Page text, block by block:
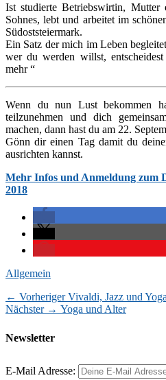
Ist studierte Betriebswirtin, Mutter
Sohnes, lebt und arbeitet im
Südoststeiermark.
Ein Satz der mich im Leben
wer du werden willst,
mehr “
Wenn du nun Lust bekommen
teilzunehmen und dich
machen, dann hast du am 22.
Gönn dir einen Tag damit du
ausrichten kannst.
Mehr Infos und Anmeldung zum
2018
Kategorien
Allgemein
Beitragsnavigation
← Vorheriger Vorheriger
Beitrag:
Vivaldi, Jazz und Yoga
Nächster → Nächster
Yoga und Alter
Newsletter
E-Mail Adresse: